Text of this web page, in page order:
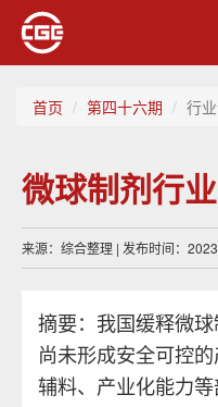
首页 第四十六期 行
微球制剂行
来源：综合整理 | 发布时间：
摘要：我国缓释微球
尚未形成安全可控
辅料、产业化能力